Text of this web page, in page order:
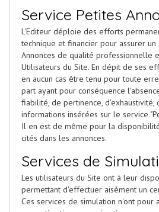
Service Petites
L'Editeur déploie des efforts
technique et financier pour assurer un
Annonces de qualité professionnelle
Utilisateurs du Site. En dépit de ses
en aucun cas être tenu pour toute
part ayant pour conséquence
fiabilité, de pertinence, d'exhaustivité,
informations insérées sur le service
Il en est de même pour la
cités dans les annonces.
Services de
Les utilisateurs du Site ont à leur
permettant d'effectuer aisément un
Ces services de simulation n'ont